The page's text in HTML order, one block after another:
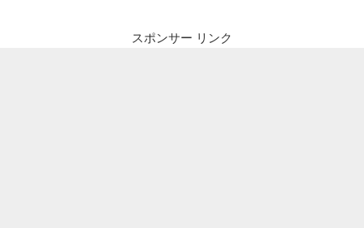
スポンサー リンク